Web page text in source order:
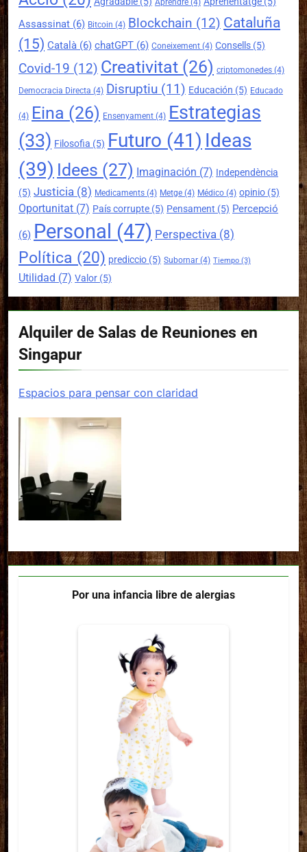
Aprendre (4)
Assassinat (6) Bitcoin (4) Blockchain (12) Cataluña
(15) Català (6) chatGPT (6) Coneixement (4) Consells (5)
Covid-19 (12) Creativitat (26) criptomonedes (4)
Democracia Directa (4) Disruptiu (11) Educación (5) Educado
(4) Eina (26) Ensenyament (4) Estrategias
(33) Filosofia (5) Futuro (41) Ideas
(39) Idees (27) Imaginación (7) Independència
(5) Justicia (8) Medicaments (4) Metge (4) Médico (4) opinio (5)
Oportunitat (7) País corrupte (5) Pensament (5) Percepció
(6) Personal (47) Perspectiva (8)
Política (20) prediccio (5) Subornar (4) Tiempo (3)
Utilidad (7) Valor (5)
Alquiler de Salas de Reuniones en
Singapur
Espacios para pensar con claridad
Por una infancia libre de alergias